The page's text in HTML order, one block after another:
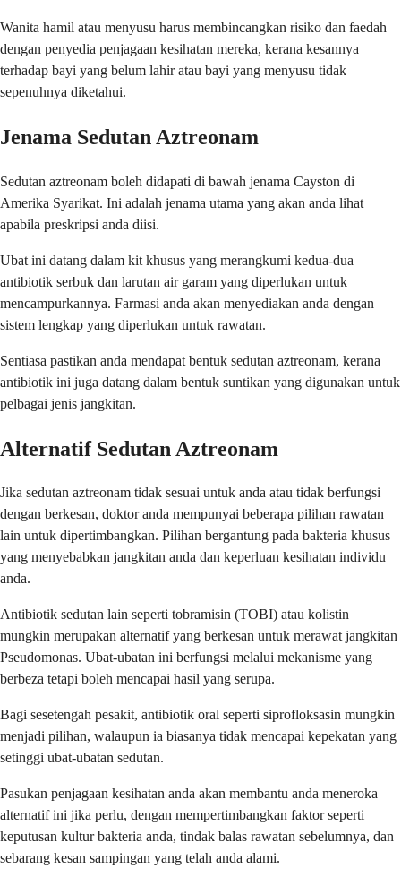
Wanita hamil atau menyusu harus membincangkan risiko dan faedah
dengan penyedia penjagaan kesihatan mereka, kerana kesannya
terhadap bayi yang belum lahir atau bayi yang menyusu tidak
sepenuhnya diketahui.
Jenama Sedutan Aztreonam
Sedutan aztreonam boleh didapati di bawah jenama Cayston di
Amerika Syarikat. Ini adalah jenama utama yang akan anda lihat
apabila preskripsi anda diisi.
Ubat ini datang dalam kit khusus yang merangkumi kedua-dua
antibiotik serbuk dan larutan air garam yang diperlukan untuk
mencampurkannya. Farmasi anda akan menyediakan anda dengan
sistem lengkap yang diperlukan untuk rawatan.
Sentiasa pastikan anda mendapat bentuk sedutan aztreonam, kerana
antibiotik ini juga datang dalam bentuk suntikan yang digunakan untuk
pelbagai jenis jangkitan.
Alternatif Sedutan Aztreonam
Jika sedutan aztreonam tidak sesuai untuk anda atau tidak berfungsi
dengan berkesan, doktor anda mempunyai beberapa pilihan rawatan
lain untuk dipertimbangkan. Pilihan bergantung pada bakteria khusus
yang menyebabkan jangkitan anda dan keperluan kesihatan individu
anda.
Antibiotik sedutan lain seperti tobramisin (TOBI) atau kolistin
mungkin merupakan alternatif yang berkesan untuk merawat jangkitan
Pseudomonas. Ubat-ubatan ini berfungsi melalui mekanisme yang
berbeza tetapi boleh mencapai hasil yang serupa.
Bagi sesetengah pesakit, antibiotik oral seperti siprofloksasin mungkin
menjadi pilihan, walaupun ia biasanya tidak mencapai kepekatan yang
setinggi ubat-ubatan sedutan.
Pasukan penjagaan kesihatan anda akan membantu anda meneroka
alternatif ini jika perlu, dengan mempertimbangkan faktor seperti
keputusan kultur bakteria anda, tindak balas rawatan sebelumnya, dan
sebarang kesan sampingan yang telah anda alami.